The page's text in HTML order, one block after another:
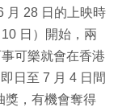
月 28 日的上映時
日）開始，兩
可樂就會在香港
日至 7 月 4 日間
獎，有機會奪得